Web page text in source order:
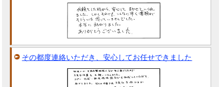
その都度連絡いただき、安心してお任せできました